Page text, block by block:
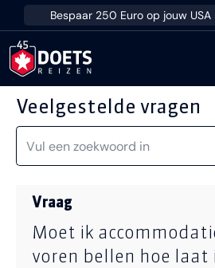
Ga direct naar inhoud
Bespaar 250 Euro op jouw
Veelgestelde vragen
Vraag
Moet ik
voren bellen hoe laat